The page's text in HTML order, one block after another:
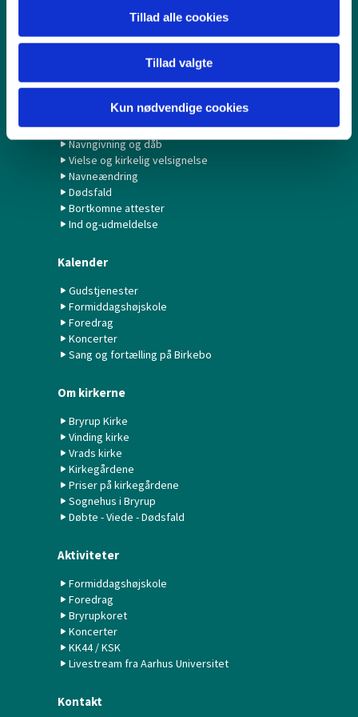
Tillad alle cookies
Tillad valgte
Kun nødvendige cookies
Konfirmation/Konfirmander
Minikonfirmander
Hvad gør jeg ved...?
Fødselsanmeldelse
Navngivning og dåb
Vielse og kirkelig velsignelse
Navneændring
Dødsfald
Bortkomne attester
Ind og-udmeldelse
Kalender
Gudstjenester
Formiddagshøjskole
Foredrag
Koncerter
Sang og fortælling på Birkebo
Om kirkerne
Bryrup Kirke
Vinding kirke
Vrads kirke
Kirkegårdene
Priser på kirkegårdene
Sognehus i Bryrup
Døbte - Viede - Dødsfald
Aktiviteter
Formiddagshøjskole
Foredrag
Bryrupkoret
Koncerter
KK44 / KSK
Livestream fra Aarhus Universitet
Kontakt